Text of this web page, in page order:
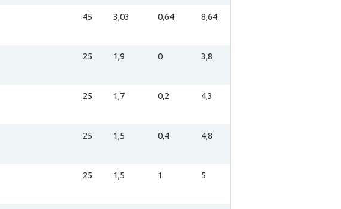
45 3,03 0,64 8,64
25 1,9 0 3,8
25 1,7 0,2 4,3
25 1,5 0,4 4,8
25 1,5 1 5